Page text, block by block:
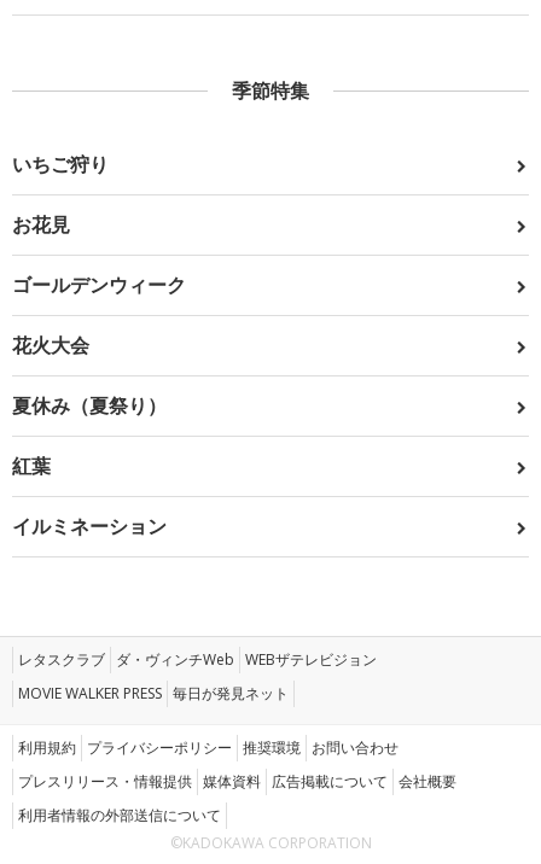
季節特集
いちご狩り
お花見
ゴールデンウィーク
花火大会
夏休み（夏祭り）
紅葉
イルミネーション
レタスクラブ ダ・ヴィンチWeb WEBザテレビジョン
MOVIE WALKER PRESS 毎日が発見ネット
利用規約 プライバシーポリシー 推奨環境 お問い合わせ
プレスリリース・情報提供 媒体資料 広告掲載について 会社概要
利用者情報の外部送信について
©KADOKAWA CORPORATION